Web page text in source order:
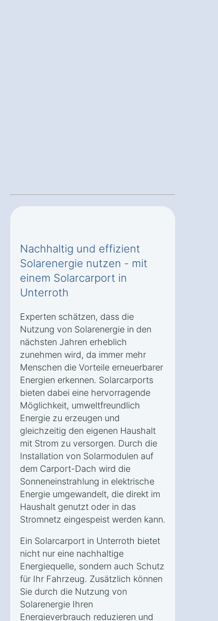
Nachhaltig und effizient
Solarenergie nutzen - mit
einem Solarcarport in
Unterroth
Experten schätzen, dass die
Nutzung von Solarenergie in den
nächsten Jahren erheblich
zunehmen wird, da immer mehr
Menschen die Vorteile erneuerbarer
Energien erkennen. Solarcarports
bieten dabei eine hervorragende
Möglichkeit, umweltfreundlich
Energie zu erzeugen und
gleichzeitig den eigenen Haushalt
mit Strom zu versorgen. Durch die
Installation von Solarmodulen auf
dem Carport-Dach wird die
Sonneneinstrahlung in elektrische
Energie umgewandelt, die direkt im
Haushalt genutzt oder in das
Stromnetz eingespeist werden kann.
Ein Solarcarport in Unterroth bietet
nicht nur eine nachhaltige
Energiequelle, sondern auch Schutz
für Ihr Fahrzeug. Zusätzlich können
Sie durch die Nutzung von
Solarenergie Ihren
Energieverbrauch reduzieren und